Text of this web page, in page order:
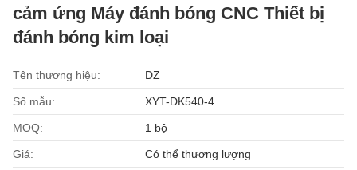
cảm ứng Máy đánh bóng CNC Thiết bị
đánh bóng kim loại
Tên thương hiệu: DZ
Số mẫu: XYT-DK540-4
MOQ: 1 bộ
Giá: Có thể thương lượng